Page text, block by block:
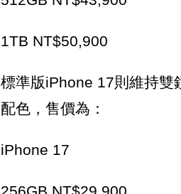
1TB NT$50,900
標準版iPhone 17則維持雙
配色，售價為：
iPhone 17
256GB NT$29,900